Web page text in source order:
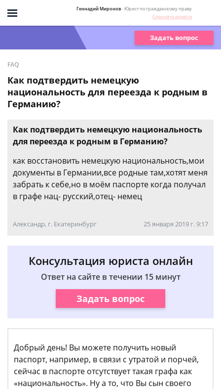
Геннадий Миронов- Юрист по гражданскому праву
Спросить юриста
Задать вопрос
FAQ
Как подтвердить немецкую
национальность для переезда к родным в
Германию?
Как подтвердить немецкую национальность
для переезда к родным в Германию?
как восстановить немецкую национальность,мои
документы в Германии,все родные там,хотят меня
забрать к себе,но в моём паспорте когда получал
в графе нац- русский,отец- немец
Александр, г. Екатеринбург 25 января 2019 г. 9:17
Консультация юриста онлайн
Ответ на сайте в течении 15 минут
Задать вопрос
Добрый день! Вы можете получить новый
паспорт, например, в связи с утратой и порчей,
сейчас в паспорте отсутствует такая графа как
«национальность». Ну а то, что Вы сын своего